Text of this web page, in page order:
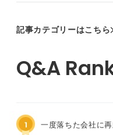
記事カテゴリーはこちら
1 一度落ちた会社に